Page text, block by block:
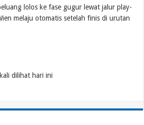
lolos ke fase gugur lewat jalur play-
melaju otomatis setelah finis di urutan
dilihat hari ini